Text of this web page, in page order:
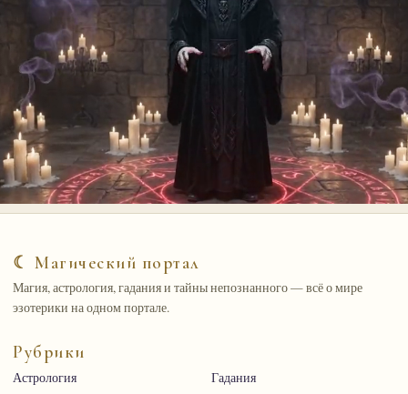
☾ Магический портал
Магия, астрология, гадания и тайны непознанного — всё о мире
эзотерики на одном портале.
Рубрики
Астрология Гадания